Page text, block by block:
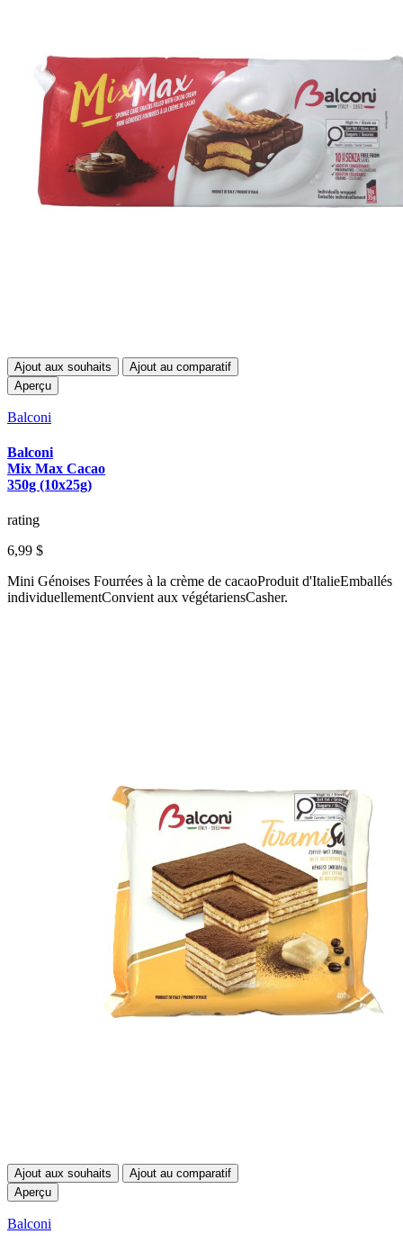
Ajout aux souhaits
Ajout au comparatif
Aperçu
Balconi
Balconi
Mix Max Cacao
350g (10x25g)
rating
6,99 $
Mini Génoises Fourrées à la crème de cacaoProduit d'ItalieEmballés
individuellementConvient aux végétariensCasher.
Ajout aux souhaits
Ajout au comparatif
Aperçu
Balconi